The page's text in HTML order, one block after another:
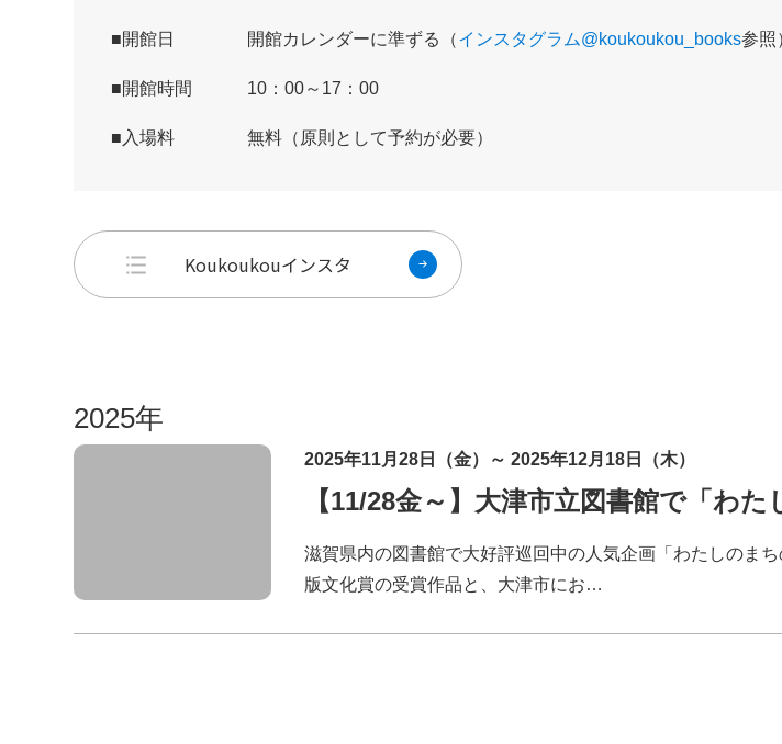
開館日 開館カレンダーに準ずる（インスタグラム@koukoukou_books参照
開館時間 10：00～17：00
入場料 無料（原則として予約が必要）
Koukoukouインスタ
2025年
2025年11月28日（金）～ 2025年12月18日（木）
【11/28金～】大津市立図書館で「わ
滋賀県内の図書館で大好評巡回中の人気企画「わたしのま
版文化賞の受賞作品と、大津市にお…